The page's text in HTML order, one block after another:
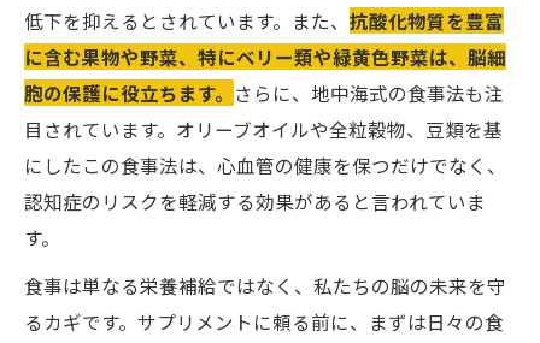
低下を抑えるとされています。また、 抗酸化物質を豊富
に含む果物や野菜、特にベリー類や緑黄色野菜は、脳細
胞の保護に役立ちます。 さらに、地中海式の食事法も注
目されています。オリーブオイルや全粒穀物、豆類を基
にしたこの食事法は、心血管の健康を保つだけでなく、
認知症のリスクを軽減する効果があると言われていま
す。
食事は単なる栄養補給ではなく、私たちの脳の未来を守
るカギです。サプリメントに頼る前に、まずは日々の食